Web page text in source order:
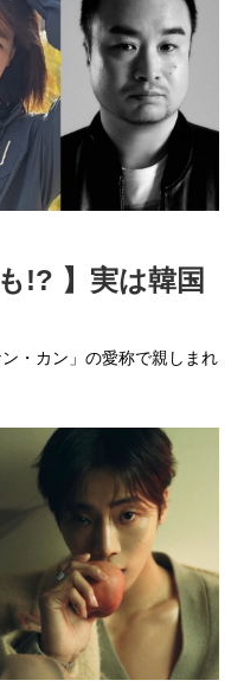
!? 】実は韓国
・カン」の愛称で親しまれ